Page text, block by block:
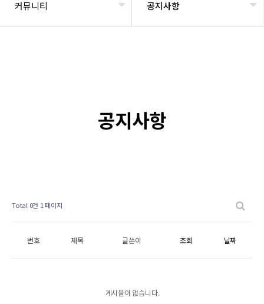
커뮤니티 공지사항
공지사항
Total 0건 1 페이지
번호 제목 글쓴이 조회 날짜
게시물이 없습니다.